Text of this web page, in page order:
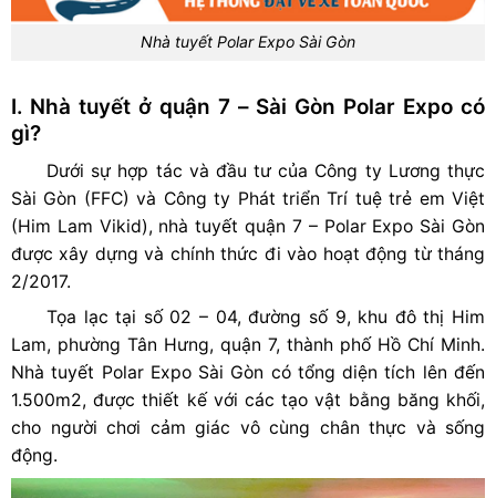
Nhà tuyết Polar Expo Sài Gòn
I. Nhà tuyết ở quận 7 – Sài Gòn Polar Expo có
gì?
Dưới sự hợp tác và đầu tư của Công ty Lương thực
Sài Gòn (FFC) và Công ty Phát triển Trí tuệ trẻ em Việt
(Him Lam Vikid), nhà tuyết quận 7 – Polar Expo Sài Gòn
được xây dựng và chính thức đi vào hoạt động từ tháng
2/2017.
Tọa lạc tại số 02 – 04, đường số 9, khu đô thị Him
Lam, phường Tân Hưng, quận 7, thành phố Hồ Chí Minh.
Nhà tuyết Polar Expo Sài Gòn có tổng diện tích lên đến
1.500m2, được thiết kế với các tạo vật bằng băng khối,
cho người chơi cảm giác vô cùng chân thực và sống
động.